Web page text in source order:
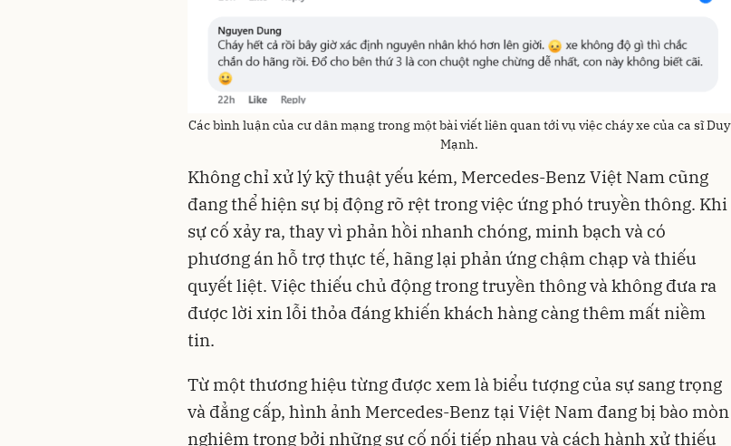
Các bình luận của cư dân mạng trong một bài viết liên quan tới vụ việc cháy xe của ca sĩ Duy
Mạnh.
Không chỉ xử lý kỹ thuật yếu kém, Mercedes-Benz Việt Nam cũng
đang thể hiện sự bị động rõ rệt trong việc ứng phó truyền thông. Khi
sự cố xảy ra, thay vì phản hồi nhanh chóng, minh bạch và có
phương án hỗ trợ thực tế, hãng lại phản ứng chậm chạp và thiếu
quyết liệt. Việc thiếu chủ động trong truyền thông và không đưa ra
được lời xin lỗi thỏa đáng khiến khách hàng càng thêm mất niềm
tin.
Từ một thương hiệu từng được xem là biểu tượng của sự sang trọng
và đẳng cấp, hình ảnh Mercedes-Benz tại Việt Nam đang bị bào mòn
nghiêm trọng bởi những sự cố nối tiếp nhau và cách hành xử thiếu